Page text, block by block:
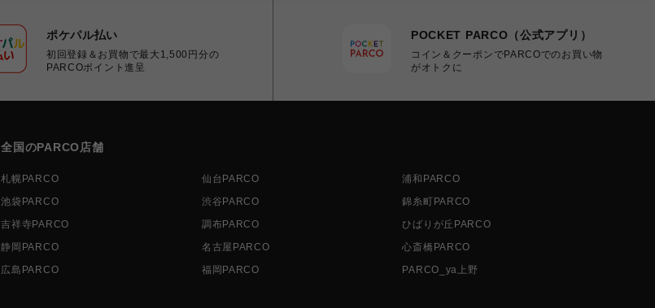
ポケパル払い
初回登録＆お買物で最大1,500円分の
PARCOポイント進呈
POCKET PARCO（公式アプリ）
コイン＆クーポンでPARCOでのお買い物
がオトクに
全国のPARCO店舗
札幌PARCO 仙台PARCO
浦和PARCO
池袋PARCO
渋谷PARCO
錦糸町PARCO
吉祥寺PARCO
調布PARCO
ひばりが丘PARCO
静岡PARCO
名古屋PARCO
心斎橋PARCO
広島PARCO
福岡PARCO PARCO_ya上野